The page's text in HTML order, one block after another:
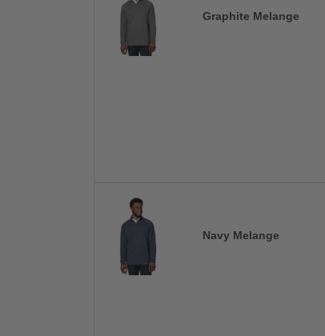
Graphite Melange
Navy Melange